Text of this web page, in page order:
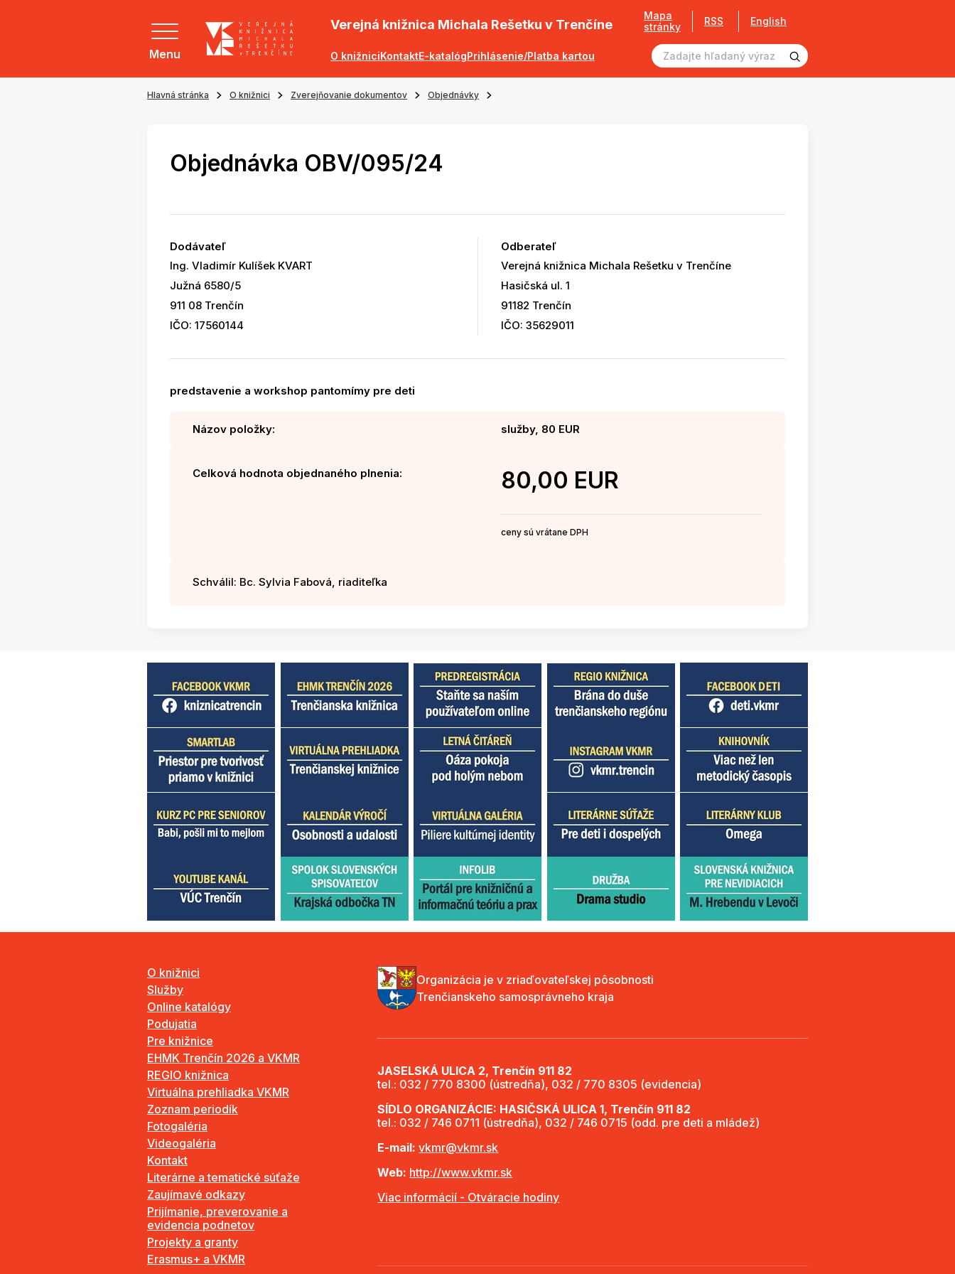
Menu
Verejná knižnica Michala Rešetku v Trenčíne
O knižniciKontaktE-katalógPrihlásenie/Platba kartou
Mapa
stránky
RSS English
Hlavná stránka O knižnici Zverejňovanie dokumentov Objednávky
Objednávka OBV/095/24
Dodávateľ
Ing. Vladimír Kulíšek KVART
Južná 6580/5
911 08 Trenčín
IČO: 17560144
Odberateľ
Verejná knižnica Michala Rešetku v Trenčíne
Hasičská ul. 1
91182 Trenčín
IČO: 35629011
predstavenie a workshop pantomímy pre deti
Názov položky: služby, 80 EUR
Celková hodnota objednaného plnenia: 80,00 EUR
ceny sú vrátane DPH
Schválil: Bc. Sylvia Fabová, riaditeľka
O knižnici
Služby
Online katalógy
Podujatia
Pre knižnice
EHMK Trenčín 2026 a VKMR
REGIO knižnica
Virtuálna prehliadka VKMR
Zoznam periodík
Fotogaléria
Videogaléria
Kontakt
Literárne a tematické súťaže
Zaujímavé odkazy
Prijímanie, preverovanie a
evidencia podnetov
Projekty a granty
Erasmus+ a VKMR
Organizácia je v zriaďovateľskej pôsobnosti
Trenčianskeho samosprávneho kraja
JASELSKÁ ULICA 2, Trenčín 911 82
tel.: 032 / 770 8300 (ústredňa), 032 / 770 8305 (evidencia)
SÍDLO ORGANIZÁCIE: HASIČSKÁ ULICA 1, Trenčín 911 82
tel.: 032 / 746 0711 (ústredňa), 032 / 746 0715 (odd. pre deti a mládež)
E-mail: vkmr@vkmr.sk
Web: http://www.vkmr.sk
Viac informácií - Otváracie hodiny